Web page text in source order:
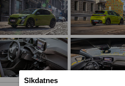
Sīkdatnes